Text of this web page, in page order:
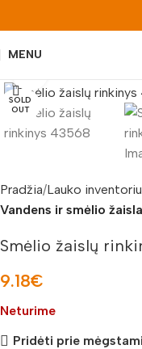
MENU
SOLD
OUT
Pradžia Lauko
Vandens ir smėlio
Smėlio žaislų
9.18€
Neturime
Pridėti prie